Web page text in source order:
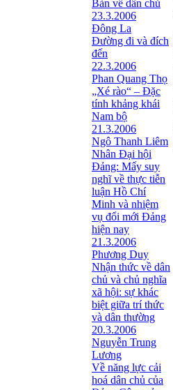
Bàn về dân chủ
23.3.2006
Đông La
Đường đi và đích
đến
22.3.2006
Phan Quang Thọ
„Xé rào“ – Đặc
tính khảng khái
Nam bộ
21.3.2006
Ngô Thanh Liêm
Nhân Đại hội
Đảng: Mấy suy
nghĩ về thực tiễn
luận Hồ Chí
Minh và nhiệm
vụ đổi mới Đảng
hiện nay
21.3.2006
Phương Duy
Nhận thức về dân
chủ và chủ nghĩa
xã hội: sự khác
biệt giữa trí thức
và dân thường
20.3.2006
Nguyễn Trung
Lương
Về năng lực cải
hoá dân chủ của